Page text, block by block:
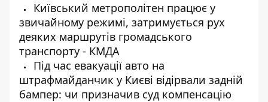
Київський метрополітен працює у
звичайному режимі, затримується рух
деяких маршрутів громадського
транспорту - КМДА
Під час евакуації авто на
штрафмайданчик у Києві відірвали задній
бампер: чи призначив суд компенсацію